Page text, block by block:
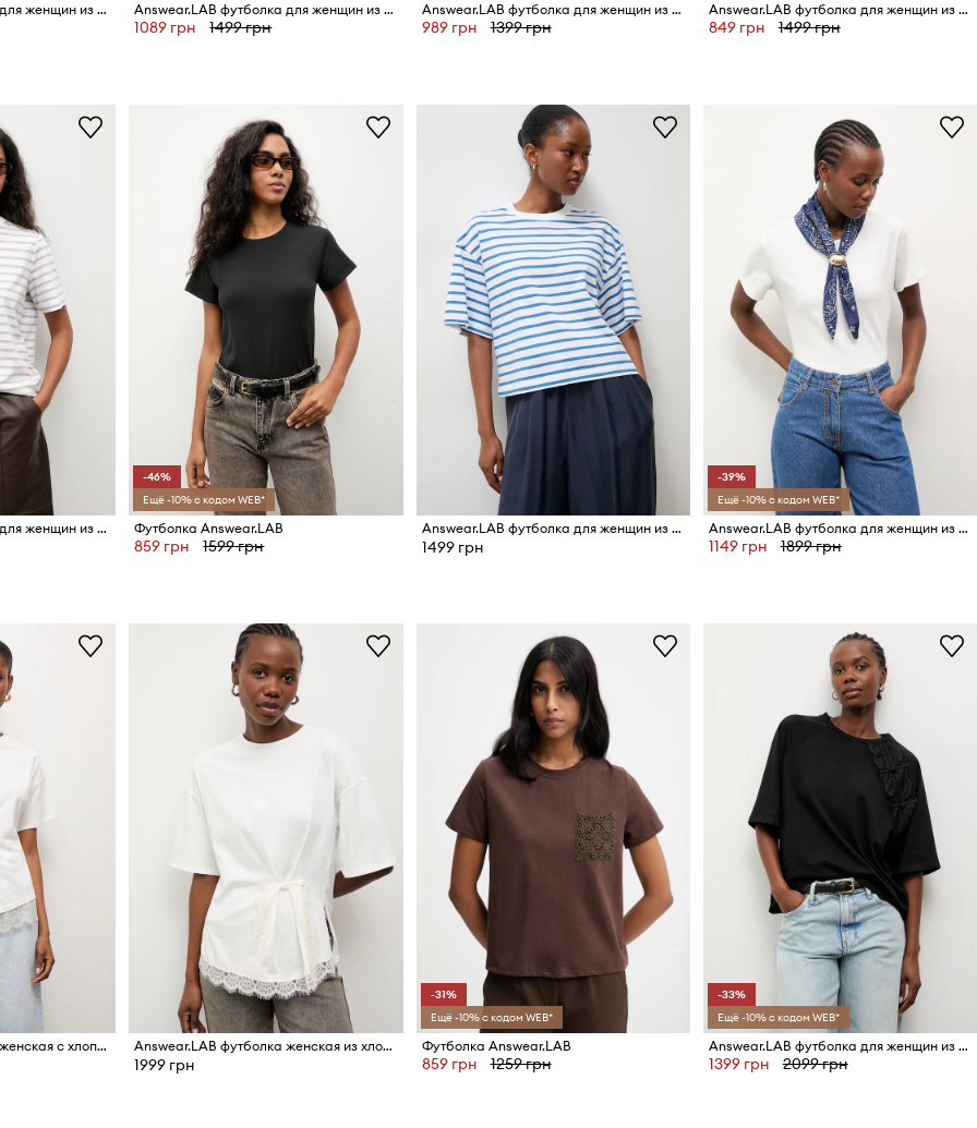
Answear.LAB футболка для женщин из хлопка Answear.LAB футболка для женщин из хлопка
1089 грн 1499 грн
Answear.LAB футболка для женщин из хлопка
989 грн 1399 грн
Answear.LAB футболка для женщин из хлопка
849 грн 1499 грн
Answear.LAB футболка для женщин из хлопка
-46%
Ещё -10% с кодом WEB*
Футболка Answear.LAB
859 грн 1599 грн
Answear.LAB футболка для женщин из хлопка
1499 грн
-39%
Ещё -10% с кодом WEB*
Answear.LAB футболка для женщин из хлопка с эластаном
1149 грн 1899 грн
Answear.LAB футболка женская с хлопком Answear.LAB футболка женская из хлопка с эластаном
1999 грн
-31%
Ещё -10% с кодом WEB*
Футболка Answear.LAB
859 грн 1259 грн
-33%
Ещё -10% с кодом WEB*
Answear.LAB футболка для женщин из хлопка с эластаном
1399 грн 2099 грн